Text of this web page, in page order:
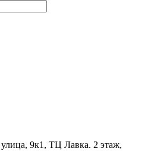
9к1, ТЦ Лавка. 2 этаж,